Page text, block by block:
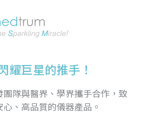
耀巨星的推手！
團隊與醫界、學界攜手合作，致
、高品質的儀器產品。